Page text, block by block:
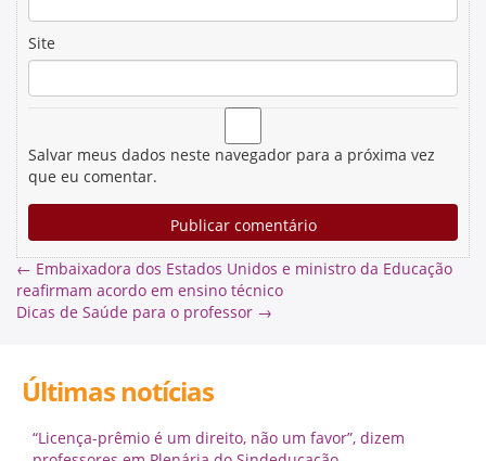
Site
Salvar meus dados neste navegador para a próxima vez
que eu comentar.
← Embaixadora dos Estados Unidos e ministro da Educação
reafirmam acordo em ensino técnico
Dicas de Saúde para o professor →
Últimas notícias
“Licença-prêmio é um direito, não um favor”, dizem